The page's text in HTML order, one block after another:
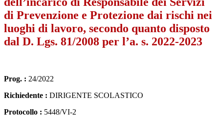
di Prevenzione e Protezione dai rischi nei
luoghi di lavoro, secondo quanto disposto
dal D. Lgs. 81/2008 per l’a. s. 2022-2023
Prog. : 24/2022
Richiedente : DIRIGENTE SCOLASTICO
Protocollo : 5448/VI-2